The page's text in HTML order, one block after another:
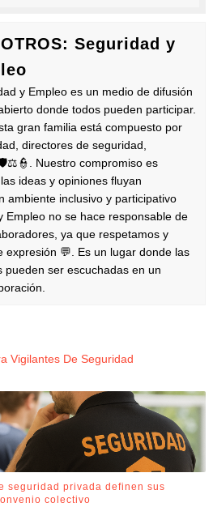
Seguridad y
y Empleo es un medio de difusión
donde todos pueden participar.
gran familia está compuesto por
directores de seguridad,
Nuestro compromiso es
ideas y opiniones fluyan
ambiente inclusivo y participativo
no se hace responsable de
ya que respetamos y
expresión 💬. Es un lugar donde las
pueden ser escuchadas en un
Vigilantes De Seguridad
seguridad privada definen sus
colectivo